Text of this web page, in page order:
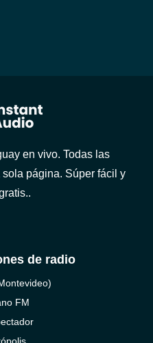
en vivo. Todas las
página. Súper fácil y
de radio
FM